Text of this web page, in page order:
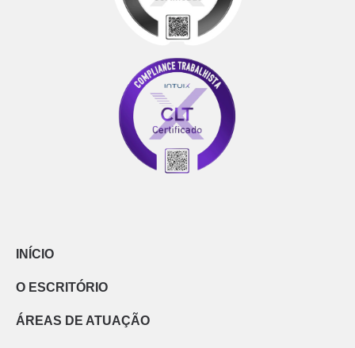
INÍCIO
O ESCRITÓRIO
ÁREAS DE ATUAÇÃO